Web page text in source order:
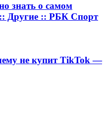
знать о самом
Другие :: РБК Спорт
не купит TikTok —